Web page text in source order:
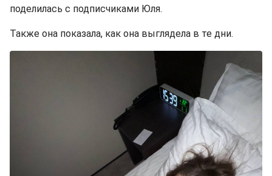
поделилась с подписчиками Юля.
Также она показала, как она выглядела в те дни.